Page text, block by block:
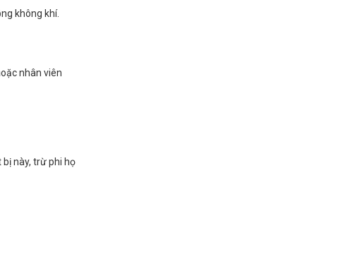
không khí.
nhân viên
này, trừ phi họ